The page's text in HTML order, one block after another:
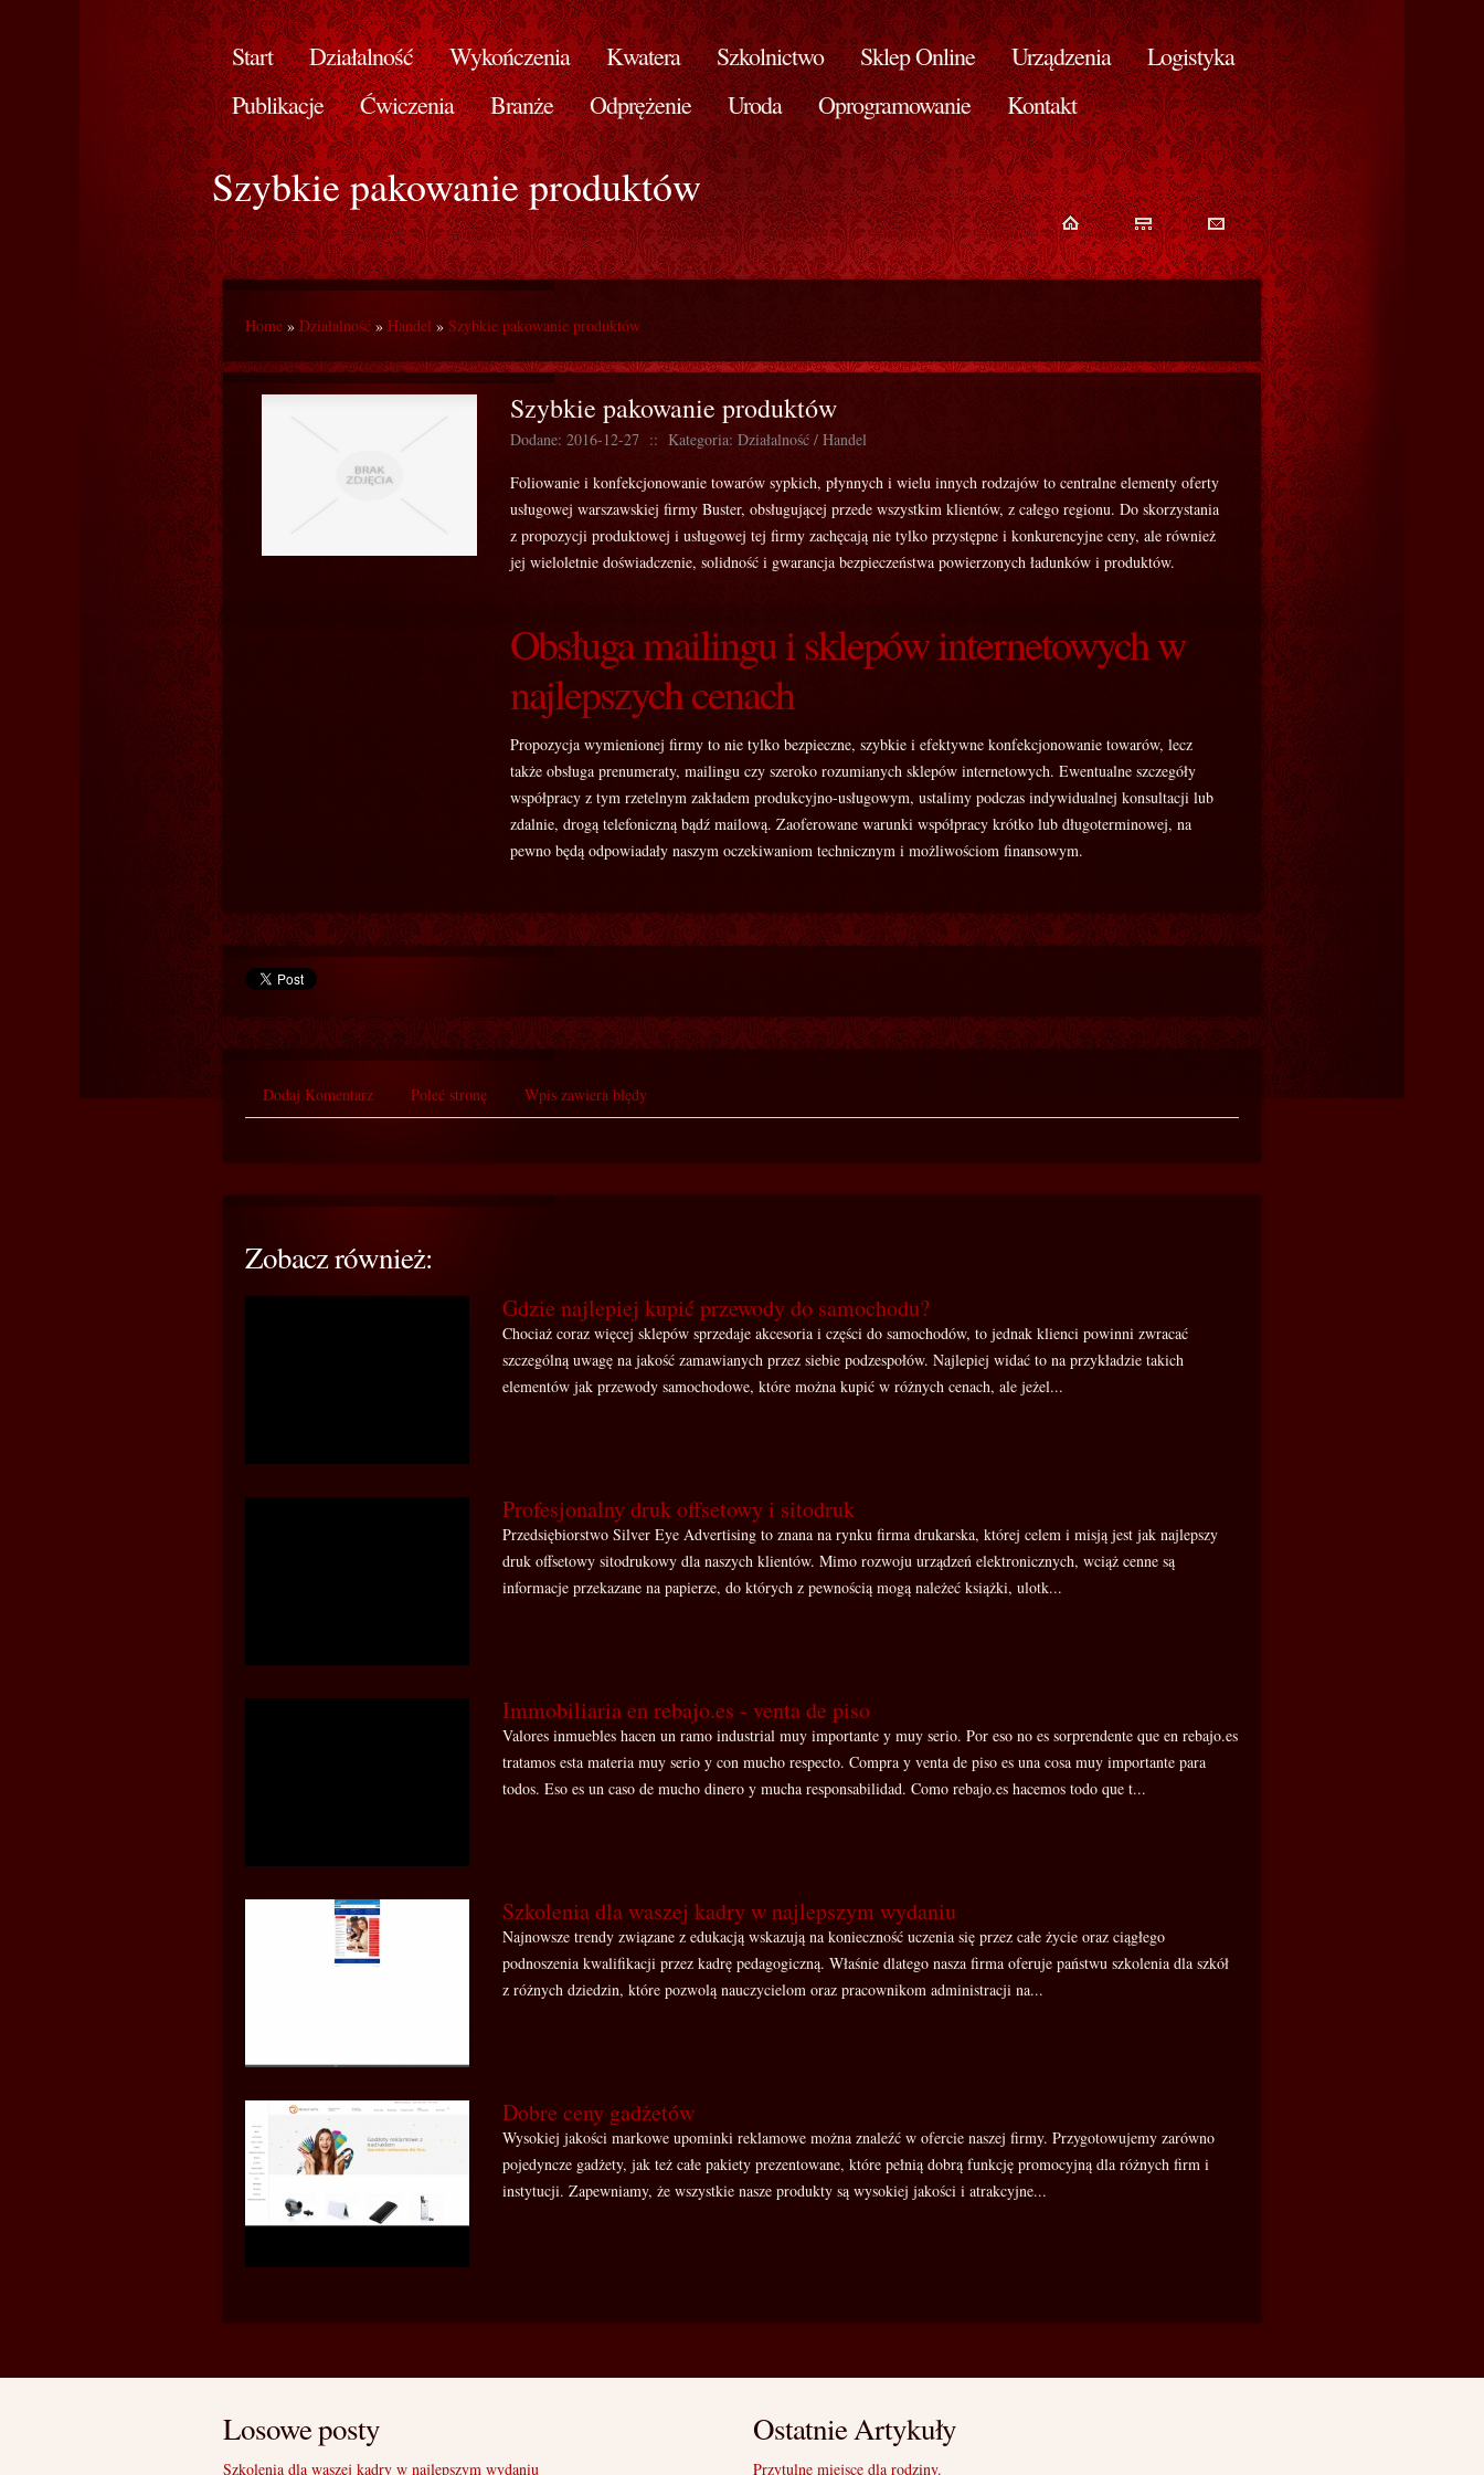
Start Działalność Wykończenia Kwatera Szkolnictwo Sklep Online Urządzenia
Logistyka
Publikacje
Ćwiczenia Branże Odprężenie Uroda Oprogramowanie Kontakt
Szybkie pakowanie produktów
Home » Działalność » Handel » Szybkie pakowanie produktów
Szybkie pakowanie produktów
Dodane: 2016-12-27 :: Kategoria: Działalność / Handel
Foliowanie i konfekcjonowanie towarów sypkich, płynnych i wielu innych rodzajów to centralne elementy oferty
usługowej warszawskiej firmy Buster, obsługującej przede wszystkim klientów, z całego regionu. Do skorzystania
z propozycji produktowej i usługowej tej firmy zachęcają nie tylko przystępne i konkurencyjne ceny, ale również
jej wieloletnie doświadczenie, solidność i gwarancja bezpieczeństwa powierzonych ładunków i produktów.
Obsługa mailingu i sklepów internetowych w
najlepszych cenach
Propozycja wymienionej firmy to nie tylko bezpieczne, szybkie i efektywne konfekcjonowanie towarów, lecz
także obsługa prenumeraty, mailingu czy szeroko rozumianych sklepów internetowych. Ewentualne szczegóły
współpracy z tym rzetelnym zakładem produkcyjno-usługowym, ustalimy podczas indywidualnej konsultacji lub
zdalnie, drogą telefoniczną bądź mailową. Zaoferowane warunki współpracy krótko lub długoterminowej, na
pewno będą odpowiadały naszym oczekiwaniom technicznym i możliwościom finansowym.
Dodaj Komentarz Poleć stronę Wpis zawiera błędy
Zobacz również:
Gdzie najlepiej kupić przewody do samochodu?
Chociaż coraz więcej sklepów sprzedaje akcesoria i części do samochodów, to jednak klienci powinni zwracać
szczególną uwagę na jakość zamawianych przez siebie podzespołów. Najlepiej widać to na przykładzie takich
elementów jak przewody samochodowe, które można kupić w różnych cenach, ale jeżel...
Profesjonalny druk offsetowy i sitodruk
Przedsiębiorstwo Silver Eye Advertising to znana na rynku firma drukarska, której celem i misją jest jak najlepszy
druk offsetowy sitodrukowy dla naszych klientów. Mimo rozwoju urządzeń elektronicznych, wciąż cenne są
informacje przekazane na papierze, do których z pewnością mogą należeć książki, ulotk...
Immobiliaria en rebajo.es - venta de piso
Valores inmuebles hacen un ramo industrial muy importante y muy serio. Por eso no es sorprendente que en rebajo.es
tratamos esta materia muy serio y con mucho respecto. Compra y venta de piso es una cosa muy importante para
todos. Eso es un caso de mucho dinero y mucha responsabilidad. Como rebajo.es hacemos todo que t...
Szkolenia dla waszej kadry w najlepszym wydaniu
Najnowsze trendy związane z edukacją wskazują na konieczność uczenia się przez całe życie oraz ciągłego
podnoszenia kwalifikacji przez kadrę pedagogiczną. Właśnie dlatego nasza firma oferuje państwu szkolenia dla szkół
z różnych dziedzin, które pozwolą nauczycielom oraz pracownikom administracji na...
Dobre ceny gadżetów
Wysokiej jakości markowe upominki reklamowe można znaleźć w ofercie naszej firmy. Przygotowujemy zarówno
pojedyncze gadżety, jak też całe pakiety prezentowane, które pełnią dobrą funkcję promocyjną dla różnych firm i
instytucji. Zapewniamy, że wszystkie nasze produkty są wysokiej jakości i atrakcyjne...
Losowe posty
Szkolenia dla waszej kadry w najlepszym wydaniu
Ostatnie Artykuły
Przytulne miejsce dla rodziny.